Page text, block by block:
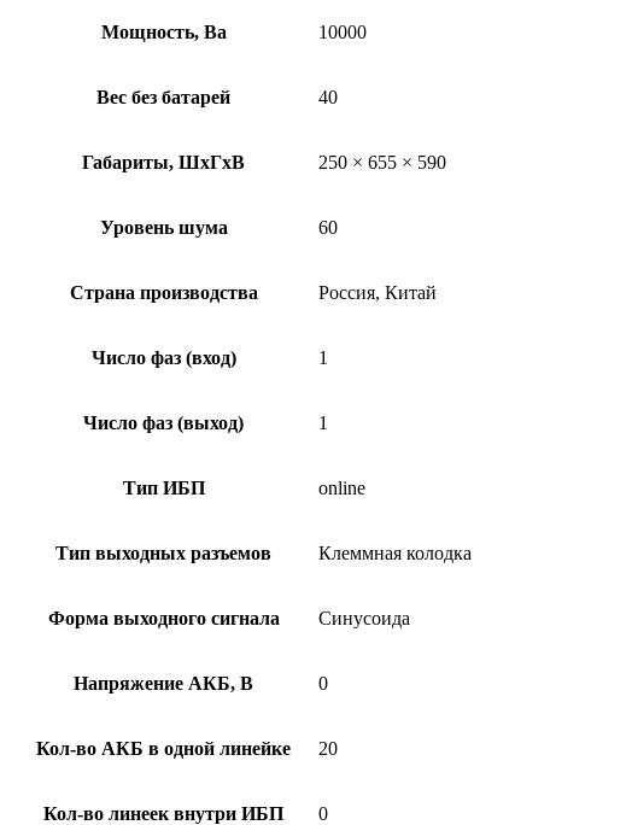
Мощность, Ва 10000
Вес без батарей 40
Габариты, ШхГхВ 250 × 655 × 590
Уровень шума 60
Страна производства Россия, Китай
Число фаз (вход) 1
Число фаз (выход) 1
Тип ИБП online
Тип выходных разъемов Клеммная колодка
Форма выходного сигнала Синусоида
Напряжение АКБ, В 0
Кол-во АКБ в одной линейке 20
Кол-во линеек внутри ИБП 0